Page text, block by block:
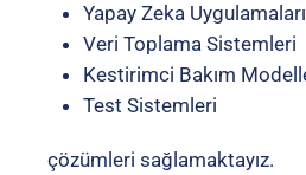
Yapay Zeka Uygulamaları
Veri Toplama Sistemleri
Kestirimci Bakım
Test Sistemleri
çözümleri sağlamaktayız.